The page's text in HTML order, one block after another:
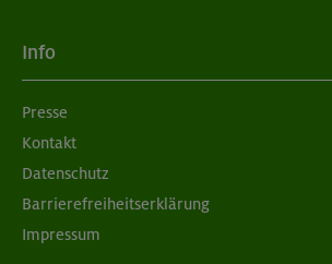
Info
Presse
Kontakt
Datenschutz
Barrierefreiheitserklärung
Impressum